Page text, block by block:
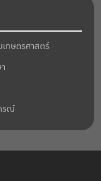
กษตรศาสตร์
รณ์